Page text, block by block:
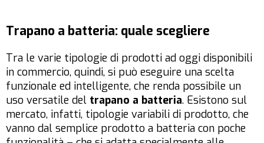
Trapano a batteria: quale scegliere
Tra le varie tipologie di prodotti ad oggi disponibili
in commercio, quindi, si può eseguire una scelta
funzionale ed intelligente, che renda possibile un
uso versatile del trapano a batteria. Esistono sul
mercato, infatti, tipologie variabili di prodotto, che
vanno dal semplice prodotto a batteria con poche